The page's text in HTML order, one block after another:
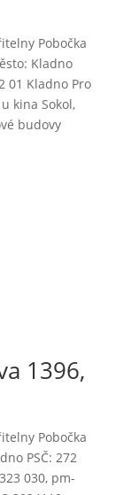
Pobočka
Kladno
01 Kladno Pro
kina Sokol,
budovy
1396,
Pobočka
PSČ: 272
030, pm-